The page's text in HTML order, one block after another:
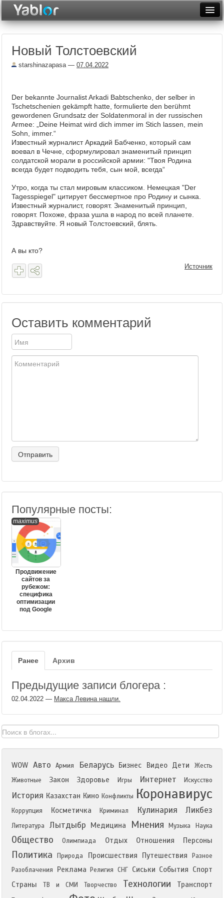
Неделя
Месяц
Архив
Видеотоп
Новый Толстоевский
starshinazapasa— 07.04.2022
Der bekannte Journalist Arkadi Babtschenko, der selber in
Tschetschenien gekämpft hatte, formulierte den berühmt
gewordenen Grundsatz der Soldatenmoral in der russischen
Armee: „Deine Heimat wird dich immer im Stich lassen, mein
Sohn, immer.“
Известный журналист Аркадий Бабченко, который сам
воевал в Чечне, сформулировал знаменитый принцип
солдатской морали в российской армии: "Твоя Родина
всегда будет подводить тебя, сын мой, всегда“
Утро, когда ты стал мировым классиком. Немецкая "Der
Tagesspiegel" цитирует бессмертное про Родину и сынка.
Известный журналист, говорят. Знаменитый принцип,
говорят. Похоже, фраза ушла в народ по всей планете.
Здравствуйте. Я новый Толстоевский, блять.
А вы кто?
Источник
Оставить комментарий
Популярные посты:
maximus
Продвижение
сайтов за
рубежом:
специфика
оптимизации
под Google
Ранее Архив
Предыдущие записи блогера :
02.04.2022 — Макса Левина нашли.
WOW Авто Армия Беларусь Бизнес Видео Дети
Жесть
Животные
Закон Здоровье Игры Интернет Искусство
История Казахстан Кино Конфликты Коронавирус
Коррупция Косметичка Криминал Кулинария Ликбез
Литература Лытдыбр Медицина Мнения Музыка Наука
Общество Олимпиада Отдых Отношения Персоны
Политика Природа Происшествия Путешествия
Разное
Разоблачения
Реклама Религия СНГ Сиськи События Спорт
Страны
ТВ и СМИ Творчество Технологии Транспорт